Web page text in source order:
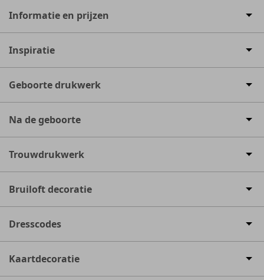
Informatie en prijzen
Inspiratie
Geboorte drukwerk
Na de geboorte
Trouwdrukwerk
Bruiloft decoratie
Dresscodes
Kaartdecoratie